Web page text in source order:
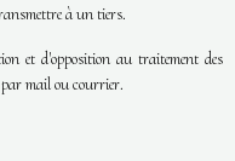
à un tiers.
et d'opposition au traitement des
mail ou courrier.